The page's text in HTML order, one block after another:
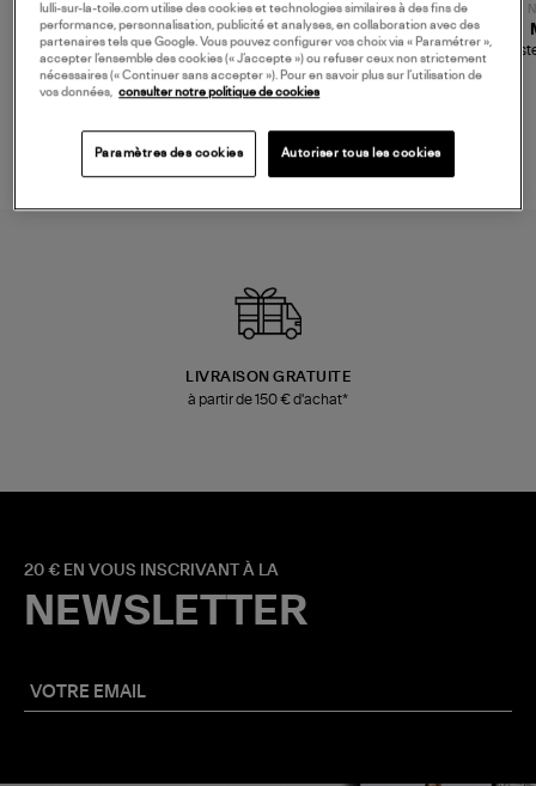
480,00 €
JEROME DREYFUSS
Sac Bobi S Cuir Lamé
Champagne
NOUVELLE COLLECTION
189,00 €
TORAL
Mocassins Killian Sport
Mousse
LIVRAISON GRATUITE
à partir de 150 € d'achat*
20 € EN VOUS INSCRIVANT À LA
NEWSLETTER
lulli-sur-la-toile.com utilise des cookies et technologies similaires à des fins de
performance, personnalisation, publicité et analyses, en collaboration avec des
partenaires tels que Google. Vous pouvez configurer vos choix via « Paramétrer »,
accepter l’ensemble des cookies (« J’accepte ») ou refuser ceux non strictement
nécessaires (« Continuer sans accepter »). Pour en savoir plus sur l’utilisation de
vos données,
consulter notre politique de cookies
Paramètres des cookies Autoriser tous les cookies